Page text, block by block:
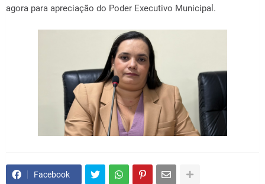
agora para apreciação do Poder Executivo Municipal.
Facebook